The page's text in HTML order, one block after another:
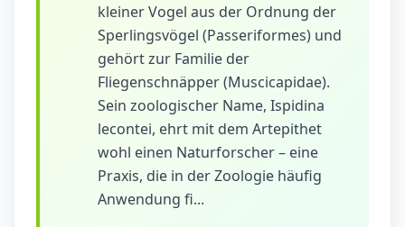
kleiner Vogel aus der Ordnung der
Sperlingsvögel (Passeriformes) und
gehört zur Familie der
Fliegenschnäpper (Muscicapidae).
Sein zoologischer Name, Ispidina
lecontei, ehrt mit dem Artepithet
wohl einen Naturforscher – eine
Praxis, die in der Zoologie häufig
Anwendung fi...